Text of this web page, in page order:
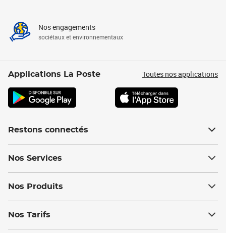
Nos engagements
sociétaux et environnementaux
Applications La Poste Toutes nos applications
Restons connectés
Nos Services
Nos Produits
Nos Tarifs